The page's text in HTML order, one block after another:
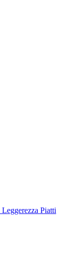
Leggerezza Piatti